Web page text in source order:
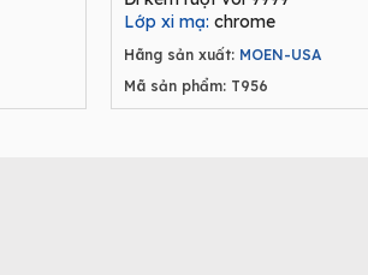
5.720.000₫.Lớp xi mạ: chrome
Hãng sản xuất: MOEN-USA
Mã sản phẩm: T956